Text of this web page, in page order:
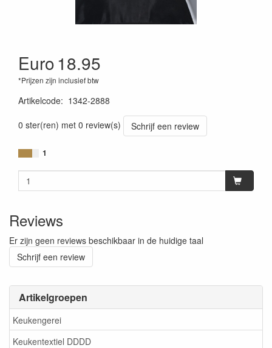
Artikelgroepen
Keukengerei
Keukentextiel DDDD
Euro18.95
*Prijzen zijn inclusief btw
Artikelcode: 1342-2888
0 ster(ren) met 0 review(s)
Schrijf een review
1
Reviews
Er zijn geen reviews beschikbaar in de huidige taal
Schrijf een review